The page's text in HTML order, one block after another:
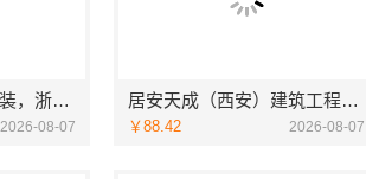
正规装饰免费量房精装，浙江臻美新型建材有限公司贴心服务
2026-08-07
居安天成（西安）建筑工程有限责任公司专注西安高新区家装设计刚需房
￥88.42 2026-08-07